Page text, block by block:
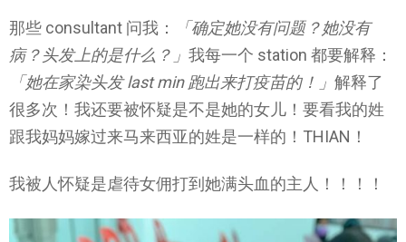
那些 consultant 问我：
「确定她没有问题？她没有
病？头发上的是什么？」 我每一个 station 都要解释：
「她在家染头发 last min 跑出来打疫苗的！」 解释了
很多次！我还要被怀疑是不是她的女儿！要看我的姓
跟我妈妈嫁过来马来西亚的姓是一样的！THIAN！
我被人怀疑是虐待女佣打到她满头血的主人！！！！